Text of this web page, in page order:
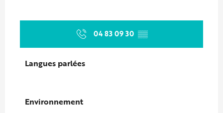
04 83 09 30 ▒▒
Langues parlées
Langues parlées
Environnement
Environnement